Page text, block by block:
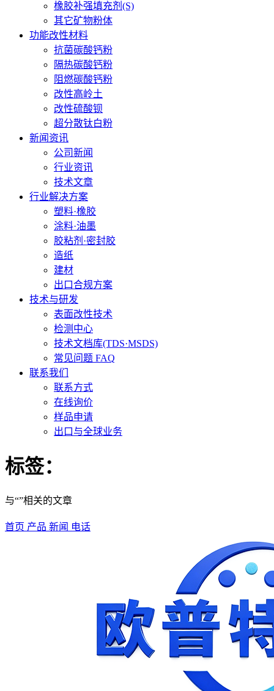
橡胶补强填充剂(S)
其它矿物粉体
功能改性材料
抗菌碳酸钙粉
隔热碳酸钙粉
阻燃碳酸钙粉
改性高岭土
改性硫酸钡
超分散钛白粉
新闻资讯
公司新闻
行业资讯
技术文章
行业解决方案
塑料·橡胶
涂料·油墨
胶粘剂·密封胶
造纸
建材
出口合规方案
技术与研发
表面改性技术
检测中心
技术文档库(TDS·MSDS)
常见问题 FAQ
联系我们
联系方式
在线询价
样品申请
出口与全球业务
标签：
与“”相关的文章
首页 产品 新闻 电话